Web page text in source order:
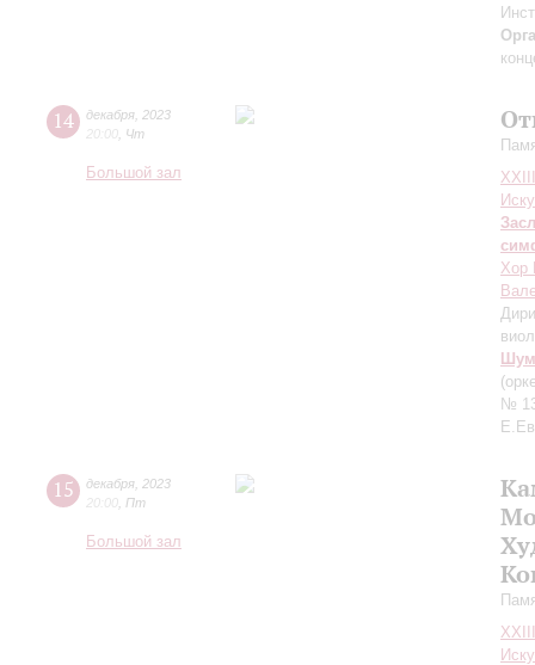
14 декабря 2023
20:00 Чт
Большой зал
Хор
№
15 декабря 2023
20:00 Пт
Большой зал